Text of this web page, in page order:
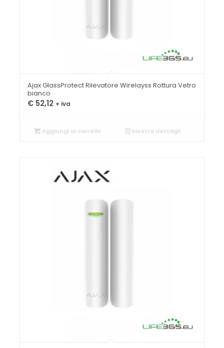
Ajax GlassProtect Rilevatore Wirelayss Rottura Vetro
bianco
€52,12 + iva
Aggiungi al carrello Mostra dettagli